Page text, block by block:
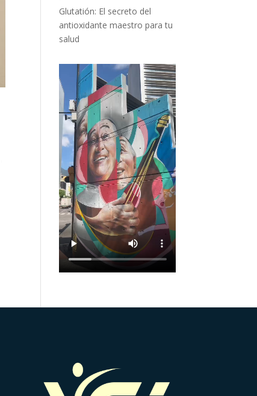
Glutatión: El secreto del
antioxidante maestro para tu
salud